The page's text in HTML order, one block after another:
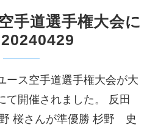
手道選手権大会に
ス空手道選手権大会が大
て開催されました。 反田
桜さんが準優勝 杉野 史